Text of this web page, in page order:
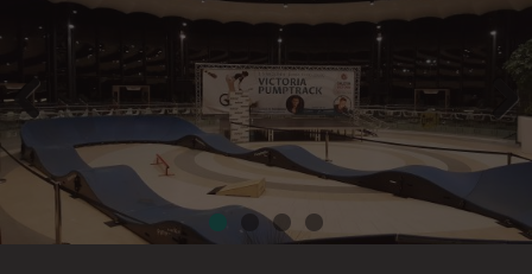
Previous Next